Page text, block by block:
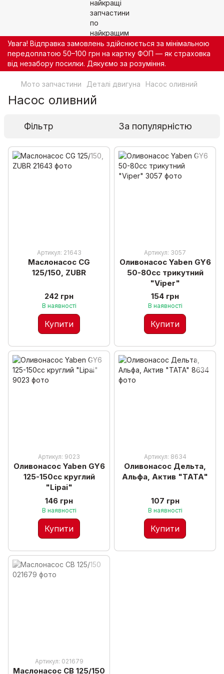
Увага! Відправка замовлень здійснюється за мінімальною
передоплатою 50–100 грн на картку ФОП — як страховка
від незабору посилки. Дякуємо за розуміння.
Мото запчастини Деталі двигуна Насос оливний
Насос оливний
Фільтр За популярністю
Артикул: 21643
Маслонасос CG
125/150, ZUBR
242 грн
В наявності
Купити
Артикул: 3057
Оливонасос Yaben GY6
50-80cc трикутний
"Viper"
154 грн
В наявності
Купити
Артикул: 9023
Оливонасос Yaben GY6
125-150cc круглий
"Lipai"
146 грн
В наявності
Купити
Артикул: 8634
Оливонасос Дельта,
Альфа, Актив "TATA"
107 грн
В наявності
Купити
Артикул: 021679
Маслонасос CB 125/150